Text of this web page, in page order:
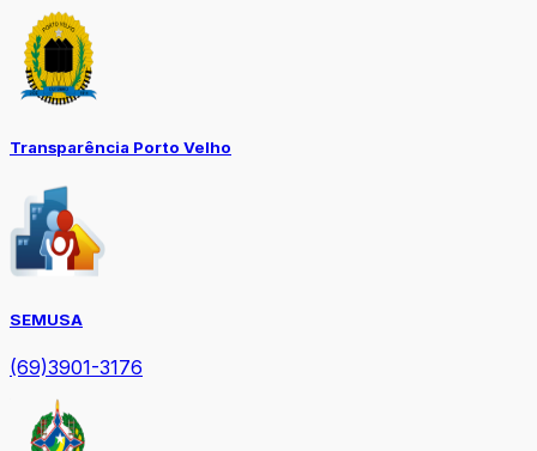
Transparência Porto Velho
SEMUSA
(69)3901-3176